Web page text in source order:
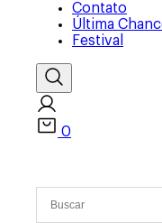
Contato
Última
Festival
0